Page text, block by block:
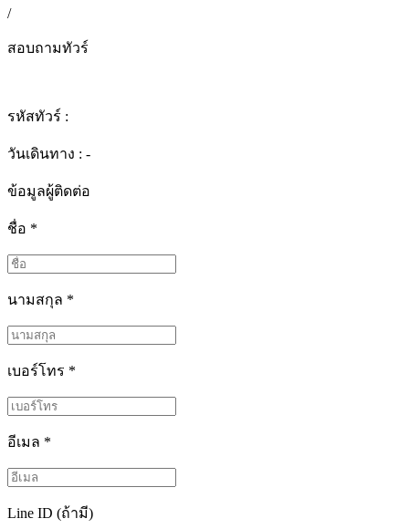
/
สอบถามทัวร์
รหัสทัวร์ :
วันเดินทาง : -
ข้อมูลผู้ติดต่อ
ชื่อ *
นามสกุล *
เบอร์โทร *
อีเมล *
Line ID (ถ้ามี)